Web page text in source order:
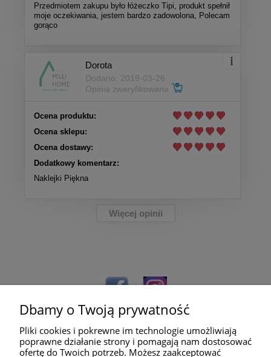
Przedmiotem zakupu było łóżeczko Tipi, produkt spełnił
moje oczekiwania, jestem bardzo zadowolona, Polecam
gorąco
Dorota
Dodano: 2019-03-26
Opinia zweryfikowana
Ocena produktu:
Ocena sklepu:
Ocena dostawy:
Dodatkowy komentarz:
Naklejki Piękna
Więcej opinii
Dbamy o Twoją prywatność
Pliki cookies i pokrewne im technologie umożliwiają
poprawne działanie strony i pomagają nam dostosować
ofertę do Twoich potrzeb. Możesz zaakceptować